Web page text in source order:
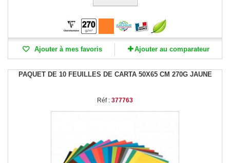
Ajouter à mes favoris Ajouter au comparateur
PAQUET DE 10 FEUILLES DE CARTA 50X65 CM 270G JAUNE
Réf : 377763